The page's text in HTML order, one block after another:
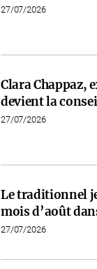
27/07/2026
Clara Chappaz,
devient la
27/07/2026
Le traditionnel
mois d’août
27/07/2026